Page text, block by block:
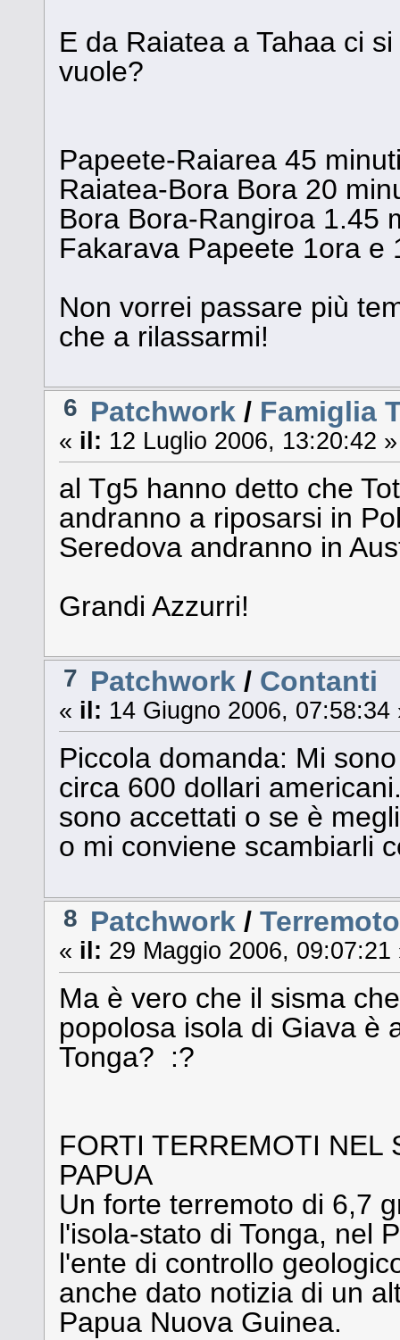
E da Raiatea a Tahaa ci
vuole?
Papeete-Raiarea 45
Raiatea-Bora Bora 20
Bora Bora-Rangiroa 1.45
Fakarava Papeete 1ora e
Non vorrei passare più
che a rilassarmi!
6 Patchwork / Famiglia
« il: 12 Luglio 2006, 13:20:42 »
al Tg5 hanno detto che
andranno a riposarsi in
Seredova andranno in
Grandi Azzurri!
7 Patchwork / Contanti
« il: 14 Giugno 2006, 07:58:34
Piccola domanda: Mi
circa 600 dollari
sono accettati o se è
o mi conviene scambiarli
8 Patchwork /Terremoto
« il: 29 Maggio 2006, 09:07:21
Ma è vero che il sisma
popolosa isola di Giava è
Tonga? :?
FORTI TERREMOTI NEL
PAPUA
Un forte terremoto di 6,7
l'isola-stato di Tonga, nel
l'ente di controllo
anche dato notizia di un
Papua Nuova Guinea.